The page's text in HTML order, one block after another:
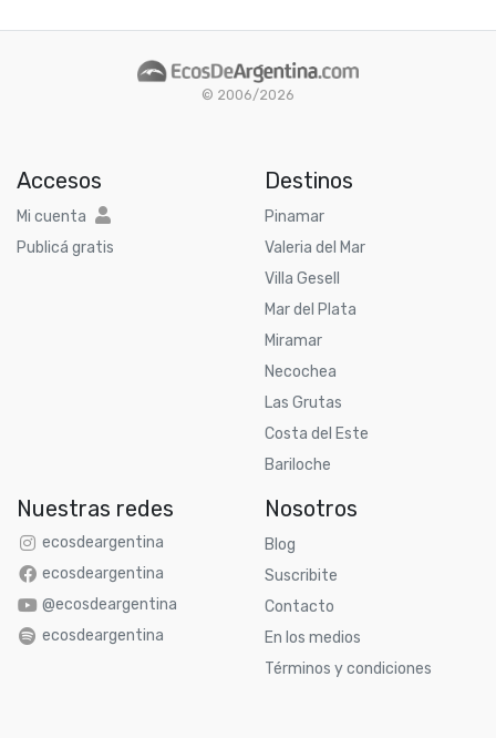
© 2006/2026
Accesos
Mi cuenta
Publicá gratis
Destinos
Pinamar
Valeria del Mar
Villa Gesell
Mar del Plata
Miramar
Necochea
Las Grutas
Costa del Este
Bariloche
Nuestras redes
ecosdeargentina
ecosdeargentina
@ecosdeargentina
ecosdeargentina
Nosotros
Blog
Suscribite
Contacto
En los medios
Términos y condiciones